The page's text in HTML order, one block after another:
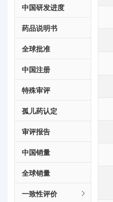
中国研发进度
药品说明书
全球批准
中国注册
特殊审评
孤儿药认定
审评报告
中国销量
全球销量
一致性评价